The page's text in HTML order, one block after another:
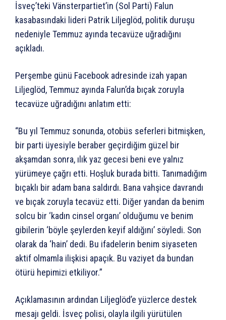
İsveç’teki Vänsterpartiet’in (Sol Parti) Falun
kasabasındaki lideri Patrik Liljeglöd, politik duruşu
nedeniyle Temmuz ayında tecavüze uğradığını
açıkladı.
Perşembe günü Facebook adresinde izah yapan
Liljeglöd, Temmuz ayında Falun’da bıçak zoruyla
tecavüze uğradığını anlatım etti:
“Bu yıl Temmuz sonunda, otobüs seferleri bitmişken,
bir parti üyesiyle beraber geçirdiğim güzel bir
akşamdan sonra, ılık yaz gecesi beni eve yalnız
yürümeye çağrı etti. Hoşluk burada bitti. Tanımadığım
bıçaklı bir adam bana saldırdı. Bana vahşice davrandı
ve bıçak zoruyla tecavüz etti. Diğer yandan da benim
solcu bir ‘kadın cinsel organı’ olduğumu ve benim
gibilerin ‘böyle şeylerden keyif aldığını’ söyledi. Son
olarak da ‘hain’ dedi. Bu ifadelerin benim siyaseten
aktif olmamla ilişkisi apaçık. Bu vaziyet da bundan
ötürü hepimizi etkiliyor.”
Açıklamasının ardından Liljeglöd’e yüzlerce destek
mesajı geldi. İsveç polisi, olayla ilgili yürütülen